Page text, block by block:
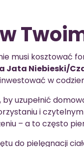
musi kosztować
Jata Niebieski/
w
uzupełnić
i
– a to często
do pielęgnacji